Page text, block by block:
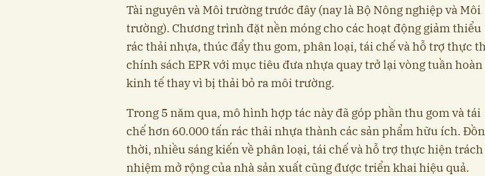
Tài nguyên và Môi trường trước đây (nay là Bộ Nông nghiệp và Môi
trường). Chương trình đặt nền móng cho các hoạt động giảm thiểu
rác thải nhựa, thúc đẩy thu gom, phân loại, tái chế và hỗ trợ thực
chính sách EPR với mục tiêu đưa nhựa quay trở lại vòng tuần hoàn
kinh tế thay vì bị thải bỏ ra môi trường.
Trong 5 năm qua, mô hình hợp tác này đã góp phần thu gom và tái
chế hơn 60.000 tấn rác thải nhựa thành các sản phẩm hữu ích.
thời, nhiều sáng kiến về phân loại, tái chế và hỗ trợ thực hiện trách
nhiệm mở rộng của nhà sản xuất cũng được triển khai hiệu quả.